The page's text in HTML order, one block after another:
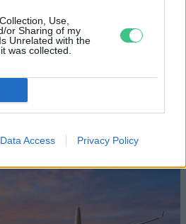
Use,
or Sharing of my
Unrelated with the
was collected.
Data Access Privacy Policy
programokkal várja a
a közönséget a 160 éves
Állatkert
őszibarack: itt vannak
lelőhelyek!